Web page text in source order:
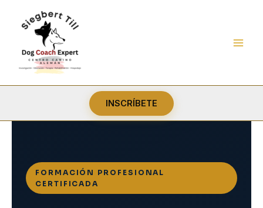
contenido
INSCRÍBETE
FORMACIÓN PROFESIONAL
CERTIFICADA